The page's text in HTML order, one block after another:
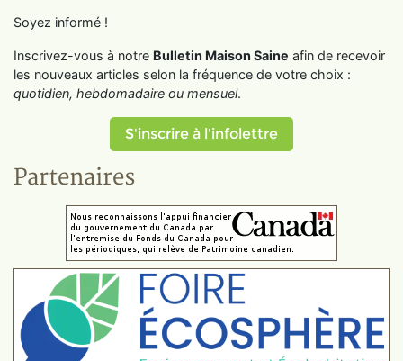
Soyez informé !
Inscrivez-vous à notre Bulletin Maison Saine afin de recevoir
les nouveaux articles selon la fréquence de votre choix :
quotidien, hebdomadaire ou mensuel.
S'inscrire à l'infolettre
Partenaires